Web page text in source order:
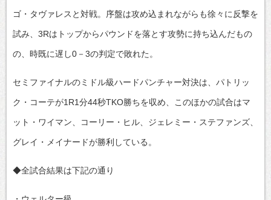
ゴ・タヴァレスと対戦。序盤は攻め込まれながらも徐々に反撃を
試み、3Rはトップからパウンドを落とす攻勢に持ち込んだもの
の、時既に遅し0－3の判定で敗れた。
セミファイナルのミドル級ハードパンチャー対決は、パトリッ
ク・コーテが1R1分44秒TKO勝ちを収め、このほかの試合はマ
ット・ワイマン、コーリー・ヒル、ジェレミー・ステファンズ、
グレイ・メイナードが勝利している。
◆全試合結果は下記の通り